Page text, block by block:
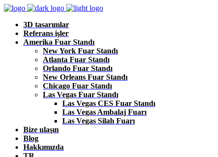
3D tasarımlar
Referans işler
Amerika Fuar Standı
New York Fuar Standı
Atlanta Fuar Standı
Orlando Fuar Standı
New Orleans Fuar Standı
Chicago Fuar Standı
Las Vegas Fuar Standı
Las Vegas CES Fuar Standı
Las Vegas Ambalaj Fuarı
Las Vegas Silah Fuarı
Bize ulaşın
Blog
Hakkımızda